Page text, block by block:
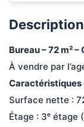
Description
Bureau – 72 m²
À vendre par
Caractéristiques
Surface nette :
Étage : 3ᵉ étage